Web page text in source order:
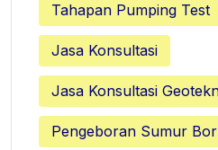
Tahapan Pumping Test
Jasa Konsultasi
Jasa Konsultasi
Pengeboran Sumur